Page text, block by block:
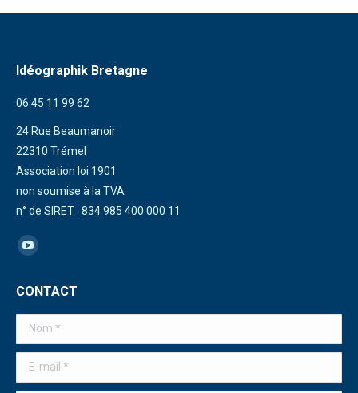
Idéographik Bretagne
06 45 11 99 62
24 Rue Beaumanoir
22310 Trémel
Association loi 1901
non soumise à la TVA
n° de SIRET : 834 985 400 000 11
Trouvez nous sur :
La
YouTube
s'ouvre
une
nouvelle
CONTACT
Nom *
E-mail *